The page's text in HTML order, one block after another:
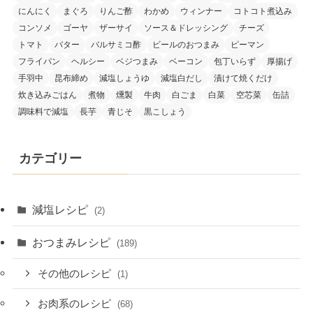
にんにく
まぐろ りんご酢 わかめ ウィンナー
コトコト煮込み
コンソメ
ゴーヤ ザーサイ ソース＆ドレッシング
チーズ
トマト
バター バルサミコ酢 ビールのおつまみ
ピーマン
フライパン
ヘルシー ベジつまみ ベーコン 包丁いらず
厚揚げ
手羽中
昆布締め 減塩しょうゆ 減塩白だし
漬けて焼くだけ
炊き込みごはん
煮物 燻製 牛肉 白ごま 白菜 空芯菜
缶詰
調味料で減塩
長芋 青じそ 黒こしょう
カテゴリー
減塩レシピ (2)
おつまみレシピ (189)
その他のレシピ (1)
お肉系のレシピ (68)